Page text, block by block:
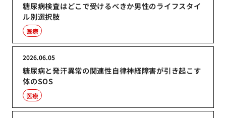
糖尿病検査はどこで受けるべきか男性のライフスタイ
ル別選択肢
医療
糖尿病と発汗異常の関連性自律神経障害が引き起こす
体のSOS
2026.06.05
医療